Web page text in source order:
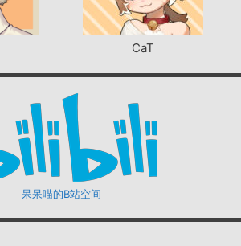
CaT
呆呆喵的B站空间